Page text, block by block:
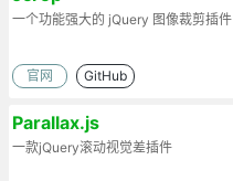
一个功能强大的 jQuery 图像裁剪插件
官网 GitHub
Parallax.js
一款jQuery滚动视觉差插件